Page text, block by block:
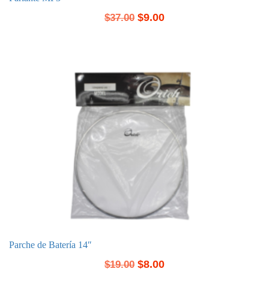
$37.00 $9.00
Parche de Batería 14″
$19.00 $8.00